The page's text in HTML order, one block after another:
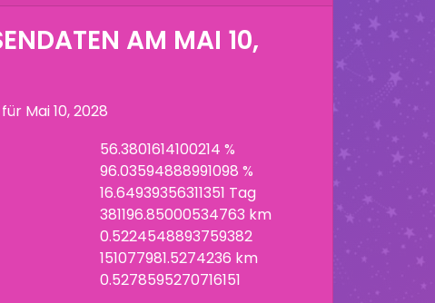
AM MAI 10,
Mai 10, 2028
56.3801614100214 %
96.03594888991098 %
16.64939356311351 Tag
381196.85000534763 km
0.5224548893759382
151077981.5274236 km
0.5278595270716151